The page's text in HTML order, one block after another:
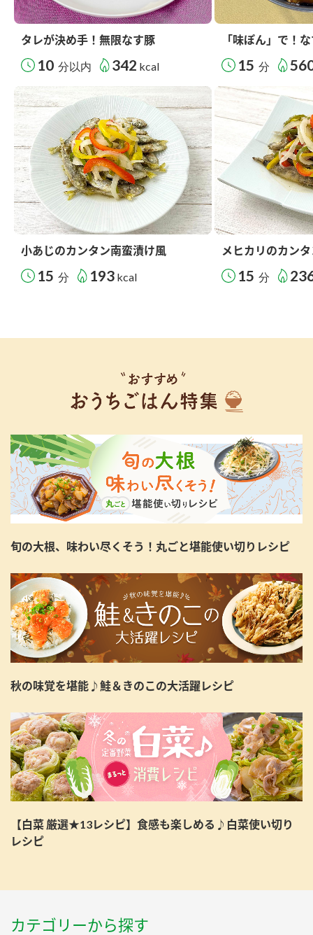
タレが決め手！無限なす豚
10 分以内 342 kcal
「味ぽん」で！
15 分
小あじのカンタン南蛮漬け風
15 分 193 kcal
メヒカリのカン
15 分
旬の大根、味わい尽くそう！丸ごと堪能使い切りレシピ
秋の味覚を堪能♪鮭＆きのこの大活躍レシピ
【白菜 厳選★13レシピ】食感も楽しめる♪白菜使い切り
レシピ
カテゴリーから探す